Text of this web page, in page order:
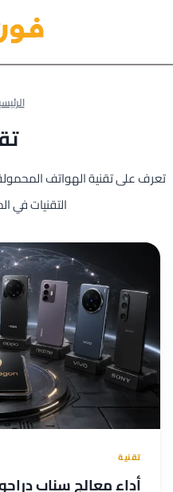
المحتوى
تعرف على تقنية الهواتف
التقنيات في
تقنية